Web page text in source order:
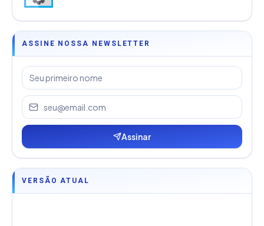
ASSINE NOSSA NEWSLETTER
Assinar
VERSÃO ATUAL